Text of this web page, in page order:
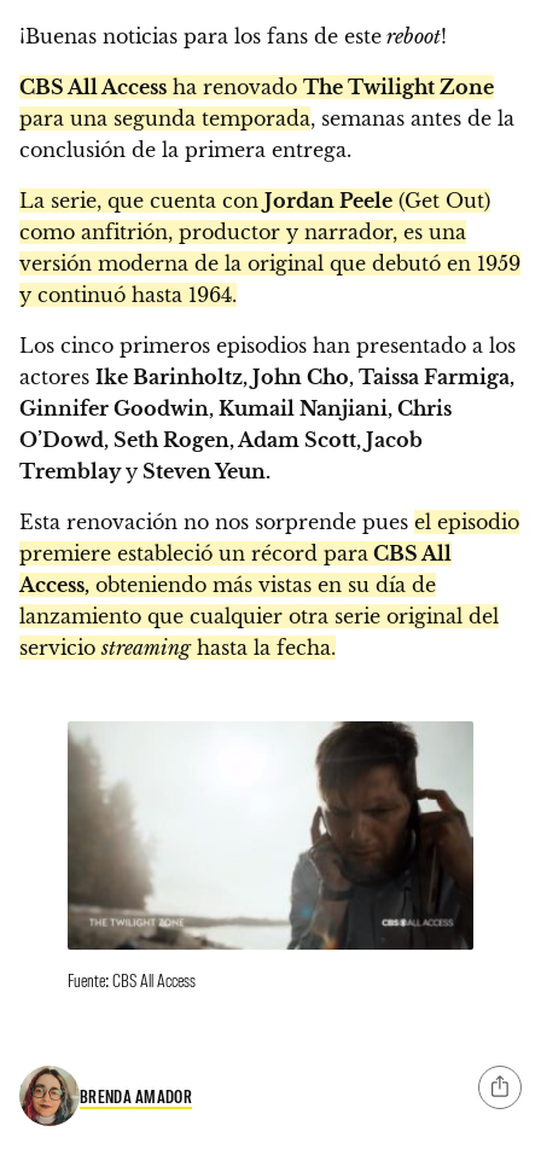
¡Buenas noticias para los fans de este reboot!
CBS All Access ha renovado The Twilight Zone
para una segunda temporada, semanas antes de la
conclusión de la primera entrega.
La serie, que cuenta con Jordan Peele (Get Out)
como anfitrión, productor y narrador, es una
versión moderna de la original que debutó en 1959
y continuó hasta 1964.
Los cinco primeros episodios han presentado a los
actores Ike Barinholtz, John Cho, Taissa Farmiga,
Ginnifer Goodwin, Kumail Nanjiani, Chris
O’Dowd, Seth Rogen, Adam Scott, Jacob
Tremblayy Steven Yeun.
Esta renovación no nos sorprende pues el episodio
premiere estableció un récord para CBS All
Access, obteniendo más vistas en su día de
lanzamiento que cualquier otra serie original del
serviciostreaminghasta la fecha.
Fuente: CBS All Access
BRENDA AMADOR